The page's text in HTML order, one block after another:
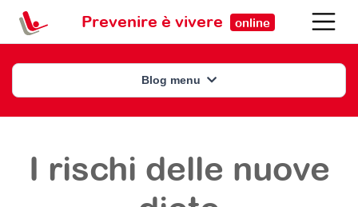
Prevenire è vivere online
Blog menu
I rischi delle nuove